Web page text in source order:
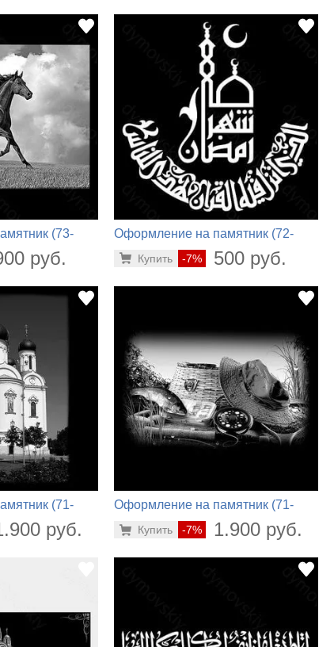
(73-
руб.
Оформление на памятник (72-
-7% 500 руб.
Купить
(71-
руб.
Оформление на памятник (71-
-7% 1.900 руб.
Купить